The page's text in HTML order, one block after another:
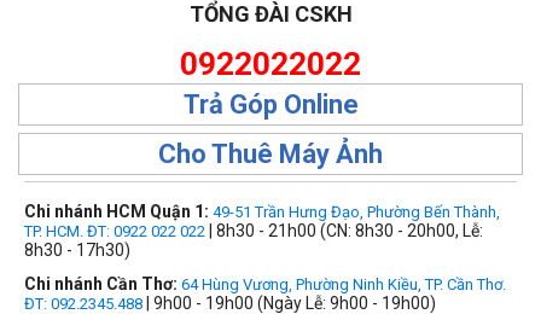
TỔNG ĐÀI CSKH
0922022022
Trả Góp Online
Cho Thuê Máy Ảnh
Chi nhánh HCM Quận 1: 49-51 Trần Hưng Đạo, Phường Bến Thành,
TP. HCM. ĐT: 0922 022 022 | 8h30 - 21h00 (CN: 8h30 - 20h00, Lễ:
8h30 - 17h30)
Chi nhánh Cần Thơ: 64 Hùng Vương, Phường Ninh Kiều, TP. Cần Thơ.
ĐT: 092.2345.488 | 9h00 - 19h00 (Ngày Lễ: 9h00 - 19h00)